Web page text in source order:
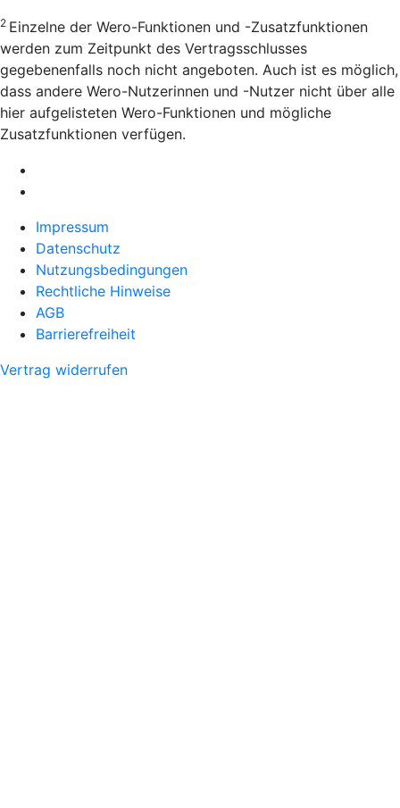
2 Einzelne der Wero-Funktionen und -Zusatzfunktionen
werden zum Zeitpunkt des Vertragsschlusses
gegebenenfalls noch nicht angeboten. Auch ist es möglich,
dass andere Wero-Nutzerinnen und -Nutzer nicht über alle
hier aufgelisteten Wero-Funktionen und mögliche
Zusatzfunktionen verfügen.
Impressum
Datenschutz
Nutzungsbedingungen
Rechtliche Hinweise
AGB
Barrierefreiheit
Vertrag widerrufen